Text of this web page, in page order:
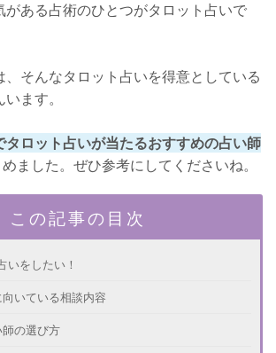
がある占術のひとつがタロット占いで
そんなタロット占いを得意としている
ます。
タロット占いが当たるおすすめの占い師
ました。ぜひ参考にしてくださいね。
この記事の目次
いをしたい！
いている相談内容
の選び方